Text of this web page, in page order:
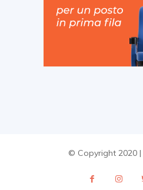
© Copyright 2020 |